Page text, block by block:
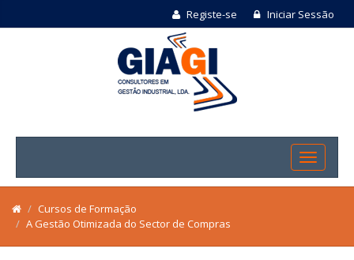
Registe-se Iniciar Sessão
Cursos de Formação
A Gestão Otimizada do Sector de Compras